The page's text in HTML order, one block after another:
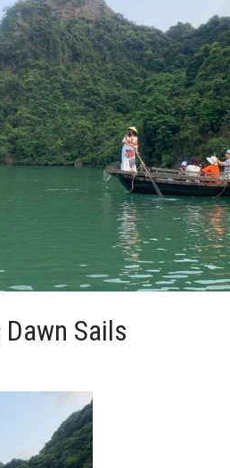
Dawn Sails